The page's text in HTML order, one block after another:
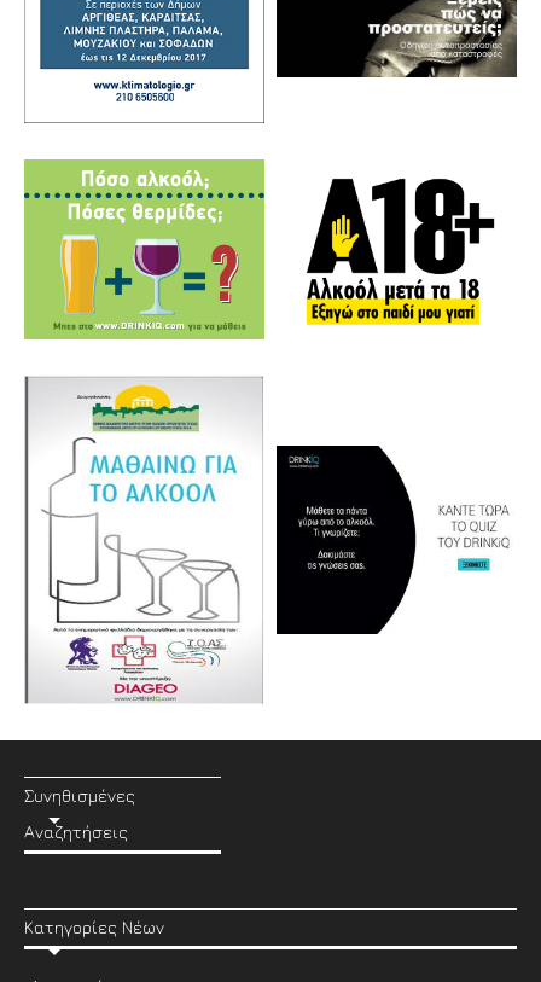
Συνηθισμένες
Αναζητήσεις
Κατηγορίες Νέων